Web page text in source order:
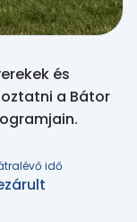
és
a Bátor
idő